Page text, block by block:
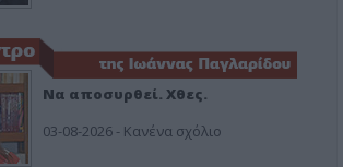
Να αποσυρθεί. Χθες.
03-08-2026 - Κανένα σχόλιο